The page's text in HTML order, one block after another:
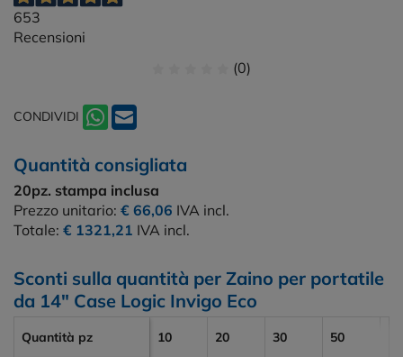
653
Recensioni
(0)
CONDIVIDI
Quantità consigliata
20pz. stampa inclusa
Prezzo unitario: € 66,06 IVA incl.
Totale: € 1321,21 IVA incl.
Sconti sulla quantità per Zaino per portatile
da 14" Case Logic Invigo Eco
Quantità pz 10 20 30 50